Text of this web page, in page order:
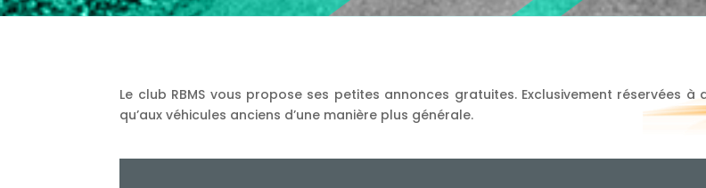
Le club RBMS vous propose ses petites annonces gratuites. Exclusivement réservées
qu’aux véhicules anciens d’une manière plus générale.